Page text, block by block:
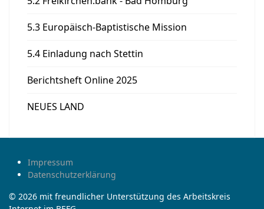
5.3 Europäisch-Baptistische Mission
5.4 Einladung nach Stettin
Berichtsheft Online 2025
NEUES LAND
Impressum
Datenschutzerklärung
© 2026 mit freundlicher Unterstützung des Arbeitskreis